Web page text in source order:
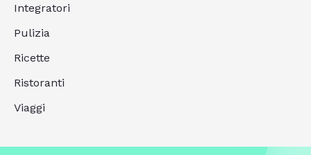
Integratori
Pulizia
Ricette
Ristoranti
Viaggi